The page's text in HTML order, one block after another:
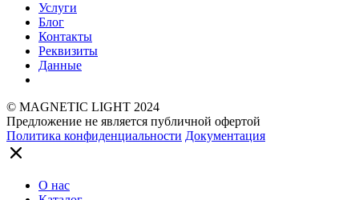
Услуги
Блог
Контакты
Реквизиты
Данные
© MAGNETIC LIGHT 2024
Предложение не является публичной офертой
Политика конфиденциальности Документация
О нас